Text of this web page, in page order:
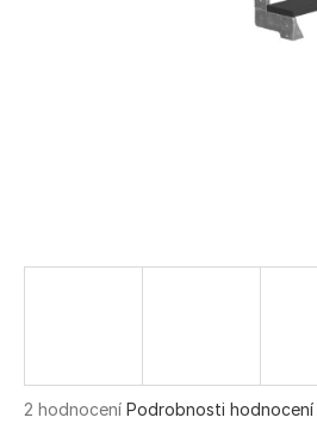
Průměrné
2 hodnocení Podrobnosti hodnocení
D
o